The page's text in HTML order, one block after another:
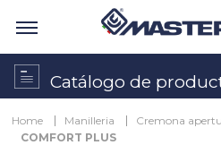
Catálogo de
Home Manilleria
Cremona
COMFORT PLUS